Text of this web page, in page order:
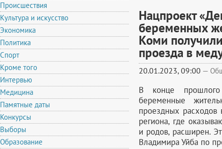
Происшествия
Культура и искусство
Экономика
Политика
Спорт
Кроме того
Интервью
Медицина
Памятные даты
Конкурсы
Выборы
Образование
Нацпроект
беременных
Коми
проезда в
20.01.2023, 09:00 —
В конце прошлого
беременные
проездных расходов
региона, где
и родов, расширен.
Владимира Уйба по